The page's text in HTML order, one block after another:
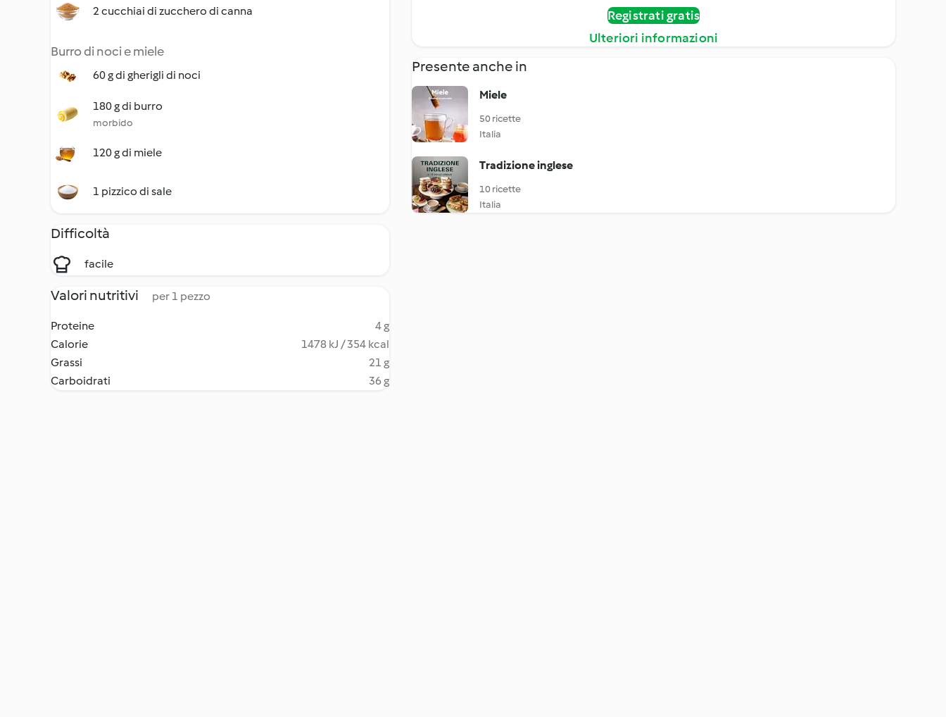
2 cucchiai di zucchero di canna
Burro di noci e miele
60 g di gherigli di noci
180 g di burro
morbido
120 g di miele
1 pizzico di sale
Difficoltà
facile
Valori nutritivi per 1 pezzo
Proteine
4 g
Calorie
1478 kJ / 354 kcal
Grassi
21 g
Carboidrati
36 g
Registrati gratis
Ulteriori informazioni
Presente anche in
Miele
50 ricette
Italia
Tradizione inglese
10 ricette
Italia